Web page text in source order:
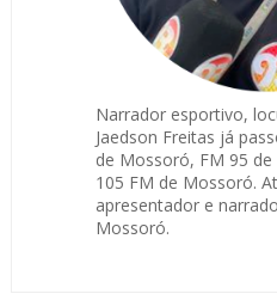
Narrador esportivo,
Jaedson Freitas já
de Mossoró, FM 95
105 FM de Mossoró.
apresentador e
Mossoró.